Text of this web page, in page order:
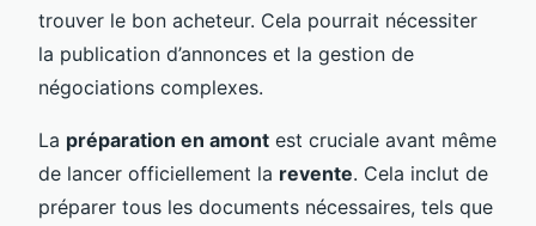
trouver le bon acheteur. Cela pourrait nécessiter
la publication d’annonces et la gestion de
négociations complexes.
La préparation en amont est cruciale avant même
de lancer officiellement la revente. Cela inclut de
préparer tous les documents nécessaires, tels que